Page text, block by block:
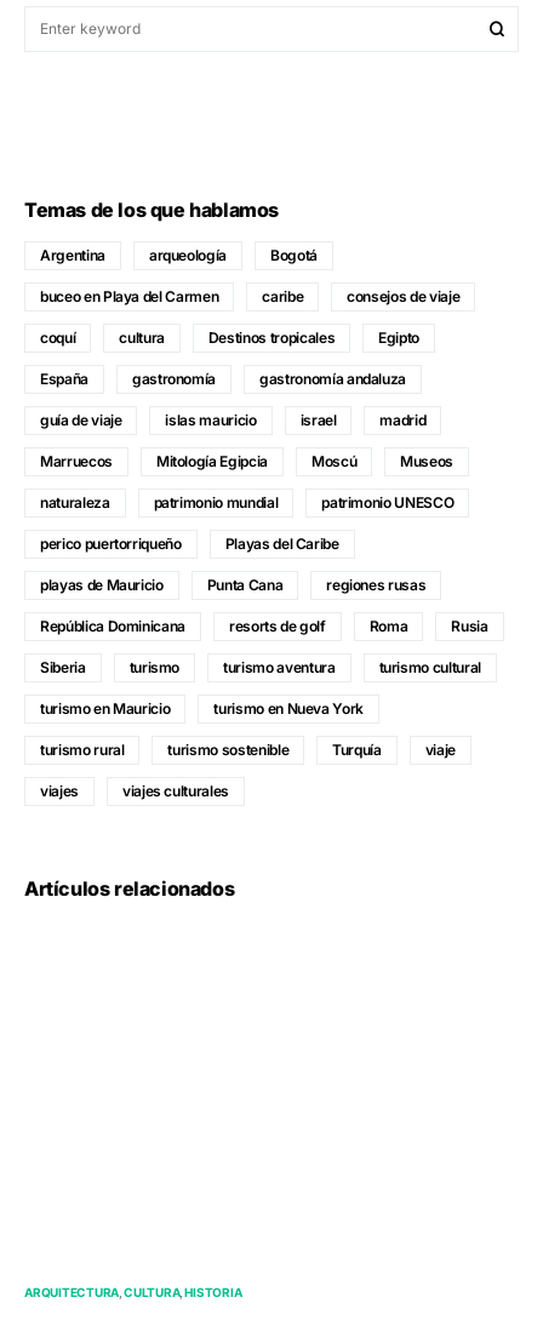
Temas de los que hablamos
Argentina arqueología Bogotá
buceo en Playa del Carmen caribe consejos de viaje
coquí cultura Destinos tropicales Egipto
España gastronomía gastronomía andaluza
guía de viaje islas mauricio israel madrid
Marruecos Mitología Egipcia Moscú Museos
naturaleza patrimonio mundial patrimonio UNESCO
perico puertorriqueño Playas del Caribe
playas de Mauricio Punta Cana regiones rusas
República Dominicana resorts de golf Roma Rusia
Siberia turismo turismo aventura turismo cultural
turismo en Mauricio turismo en Nueva York
turismo rural turismo sostenible Turquía viaje
viajes viajes culturales
Artículos relacionados
ARQUITECTURA CULTURA HISTORIA